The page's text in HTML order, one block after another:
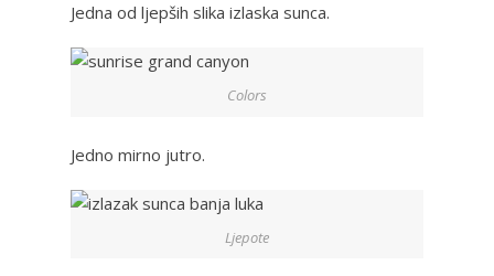
Jedna od ljepših slika izlaska sunca.
Colors
Jedno mirno jutro.
Ljepote